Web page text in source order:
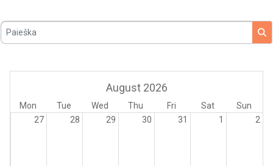
Paieška
August 2026
Mon Tue Wed Thu Fri Sat
Sun
27
28 29 30 31 1 2